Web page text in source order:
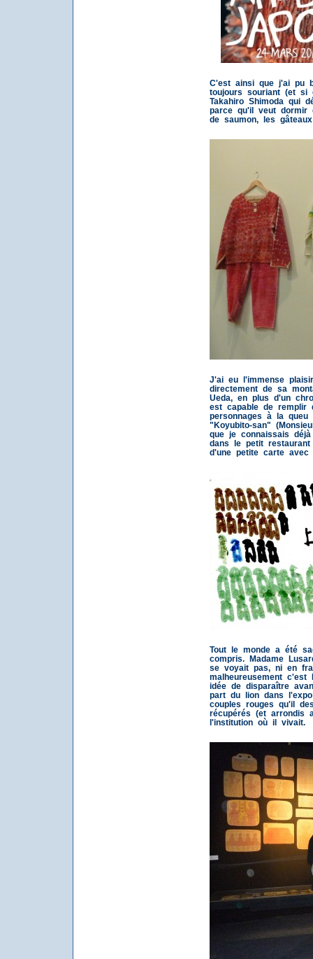
C'est ainsi que j'ai pu
toujours souriant (et si
Takahiro Shimoda qui
parce qu'il veut
de saumon, les
J'ai eu l'immense
directement de sa
Ueda, en plus d'un
est capable de remplir
personnages à la queu
"Koyubito-san"
que je connaissais
dans le petit
d'une petite carte
Tout le monde a été
compris. Madame
se voyait pas, ni en
malheureusement c'est
idée de disparaître
part du lion dans
couples rouges qu'il
récupérés (et arrondis
l'institution où il vivait.